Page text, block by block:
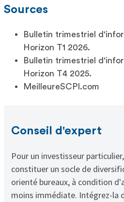
Sources
Bulletin trimestriel
Horizon T1 2026.
Bulletin trimestriel
Horizon T4 2025.
MeilleureSCPI.com
Conseil d'expert
Pour un investisseur
constituer un socle de
orienté bureaux, à condition
moins immédiate. Intégrez-la